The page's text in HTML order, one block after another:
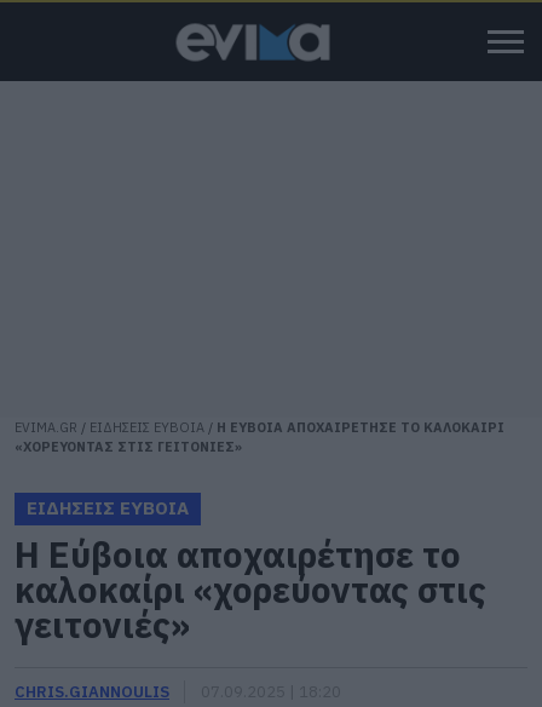
EVIMA.GR / ΕΙΔΗΣΕΙΣ ΕΥΒΟΙΑ / Η ΕΥΒΟΙΑ ΑΠΟΧΑΙΡΕΤΗΣΕ ΤΟ ΚΑΛΟΚΑΙΡΙ
«ΧΟΡΕΥΟΝΤΑΣ ΣΤΙΣ ΓΕΙΤΟΝΙΕΣ»
ΕΙΔΗΣΕΙΣ ΕΥΒΟΙΑ
Η Εύβοια αποχαιρέτησε το
καλοκαίρι «χορεύοντας στις
γειτονιές»
CHRIS.GIANNOULIS